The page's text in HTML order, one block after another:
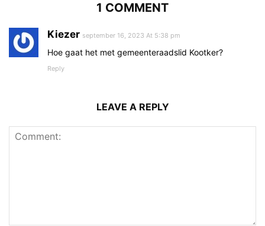
1 COMMENT
Kiezer september 16, 2023 At 5:38 pm
Hoe gaat het met gemeenteraadslid Kootker?
Reply
LEAVE A REPLY